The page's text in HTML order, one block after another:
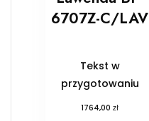
6707Z-C/LAV
Tekst w
przygotowaniu
1764,00zł